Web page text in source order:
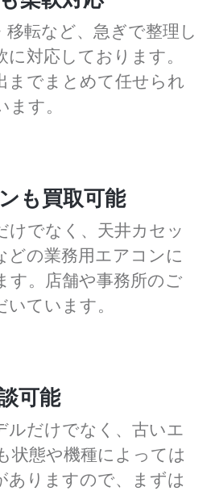
移転など、急ぎで整理し
対応しております。
までまとめて任せられ
す。
も買取可能
けでなく、天井カセッ
どの業務用エアコンに
す。店舗や事務所のご
ています。
可能
ルだけでなく、古いエ
状態や機種によっては
ありますので、まずは